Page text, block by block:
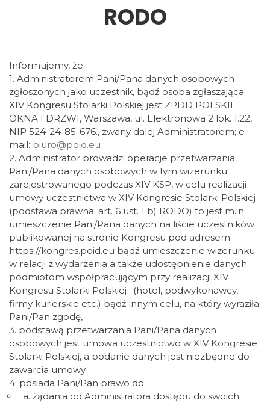
RODO
Informujemy, że:
1. Administratorem Pani/Pana danych osobowych
zgłoszonych jako uczestnik, bądź osoba zgłaszająca
XIV Kongresu Stolarki Polskiej jest ZPDD POLSKIE
OKNA I DRZWI, Warszawa, ul. Elektronowa 2 lok. 1.22,
NIP 524-24-85-676., zwany dalej Administratorem; e-
mail: biuro@poid.eu
2. Administrator prowadzi operacje przetwarzania
Pani/Pana danych osobowych w tym wizerunku
zarejestrowanego podczas XIV KSP, w celu realizacji
umowy uczestnictwa w XIV Kongresie Stolarki Polskiej
(podstawa prawna: art. 6 ust. 1 b) RODO) to jest m.in
umieszczenie Pani/Pana danych na liście uczestników
publikowanej na stronie Kongresu pod adresem
https://kongres.poid.eu bądź umieszczenie wizerunku
w relacji z wydarzenia a także udostępnienie danych
podmiotom współpracującym przy realizacji XIV
Kongresu Stolarki Polskiej : (hotel, podwykonawcy,
firmy kurierskie etc.) bądź innym celu, na który wyraziła
Pani/Pan zgodę,
3. podstawą przetwarzania Pani/Pana danych
osobowych jest umowa uczestnictwo w XIV Kongresie
Stolarki Polskiej, a podanie danych jest niezbędne do
zawarcia umowy.
4. posiada Pani/Pan prawo do:
a. żądania od Administratora dostępu do swoich